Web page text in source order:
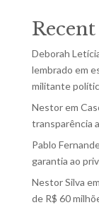
Deborah
lembrado em
militante
Nestorem
transparência
Pablo
garantia ao
Nestor Silva em
de R$ 60